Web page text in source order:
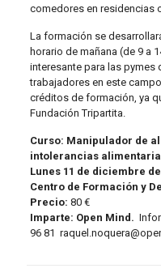
comedores en residencias
La formación se
horario de mañana (de 9 a
interesante para las pymes
trabajadores en este
créditos de formación, ya
Fundación Tripartita.
Curso: Manipulador de
intolerancias
Lunes 11 de diciembre de
Centro de Formación y
Precio: 80 €
Imparte: Open Mind.
96 81